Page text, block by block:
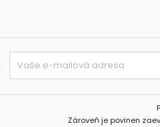
Zároveň je povinen